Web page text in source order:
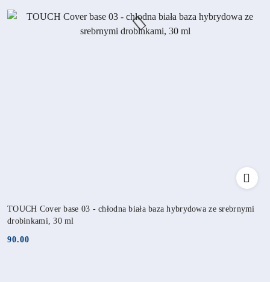
TOUCH Cover base 03 - chłodna biała baza hybrydowa ze srebrnymi
drobinkami, 30 ml
Cena:
90.00